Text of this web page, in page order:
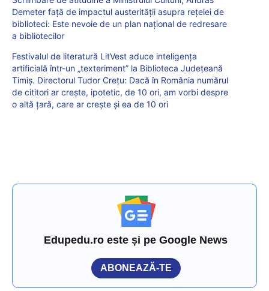
Demeter față de impactul austerității asupra rețelei de
biblioteci: Este nevoie de un plan național de redresare
a bibliotecilor
Festivalul de literatură LitVest aduce inteligența
artificială într-un „texteriment” la Biblioteca Județeană
Timiș. Directorul Tudor Crețu: Dacă în România numărul
de cititori ar crește, ipotetic, de 10 ori, am vorbi despre
o altă țară, care ar crește și ea de 10 ori
Edupedu.ro este și pe Google News
ABONEAZĂ-TE